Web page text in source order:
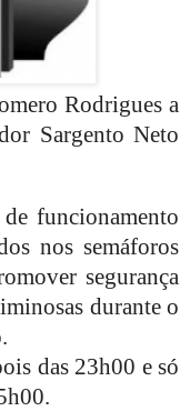
Rodrigues a
Sargento Neto
funcionamento
nos semáforos
segurança
durante o
das 23h00 e só